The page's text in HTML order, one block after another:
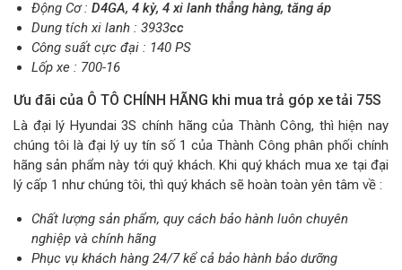
Động Cơ : D4GA, 4 kỳ, 4 xi lanh thẳng hàng, tăng áp
Dung tích xi lanh : 3933cc
Công suất cực đại : 140 PS
Lốp xe : 700-16
Ưu đãi của Ô TÔ CHÍNH HÃNG khi mua trả góp xe tải 75S
Là đại lý Hyundai 3S chính hãng của Thành Công, thì hiện nay
chúng tôi là đại lý uy tín số 1 của Thành Công phân phối chính
hãng sản phẩm này tới quý khách. Khi quý khách mua xe tại đại
lý cấp 1 như chúng tôi, thì quý khách sẽ hoàn toàn yên tâm về :
Chất lượng sản phẩm, quy cách bảo hành luôn chuyên
nghiệp và chính hãng
Phục vụ khách hàng 24/7 kể cả bảo hành bảo dưỡng